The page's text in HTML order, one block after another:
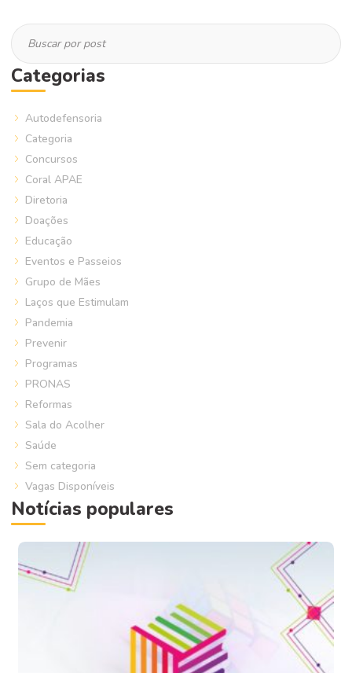
Categorias
Autodefensoria
Categoria
Concursos
Coral APAE
Diretoria
Doações
Educação
Eventos e Passeios
Grupo de Mães
Laços que Estimulam
Pandemia
Prevenir
Programas
PRONAS
Reformas
Sala do Acolher
Saúde
Sem categoria
Vagas Disponíveis
Notícias populares